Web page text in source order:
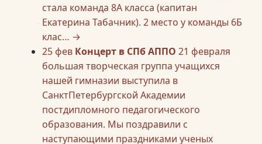
стала команда 8А класса (капитан
Екатерина Табачник). 2 место у команды 6Б
клас… →
25 фев Концерт в СПб АППО 21 февраля
большая творческая группа учащихся
нашей гимназии выступила в
СанктПетербургской Академии
постдипломного педагогического
образования. Мы поздравили с
наступающими праздниками ученых